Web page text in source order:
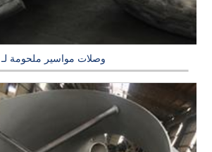
وصلات مواسير ملحومة لـ Sinopec وPetroChina